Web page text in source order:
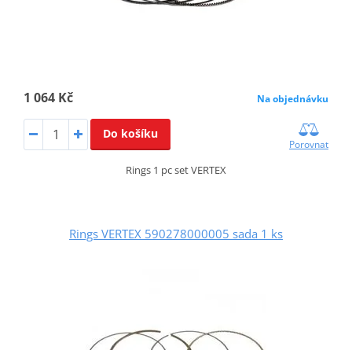
1 064 Kč Na objednávku
Do košíku
Porovnat
Rings 1 pc set VERTEX
Rings VERTEX 590278000005 sada 1 ks